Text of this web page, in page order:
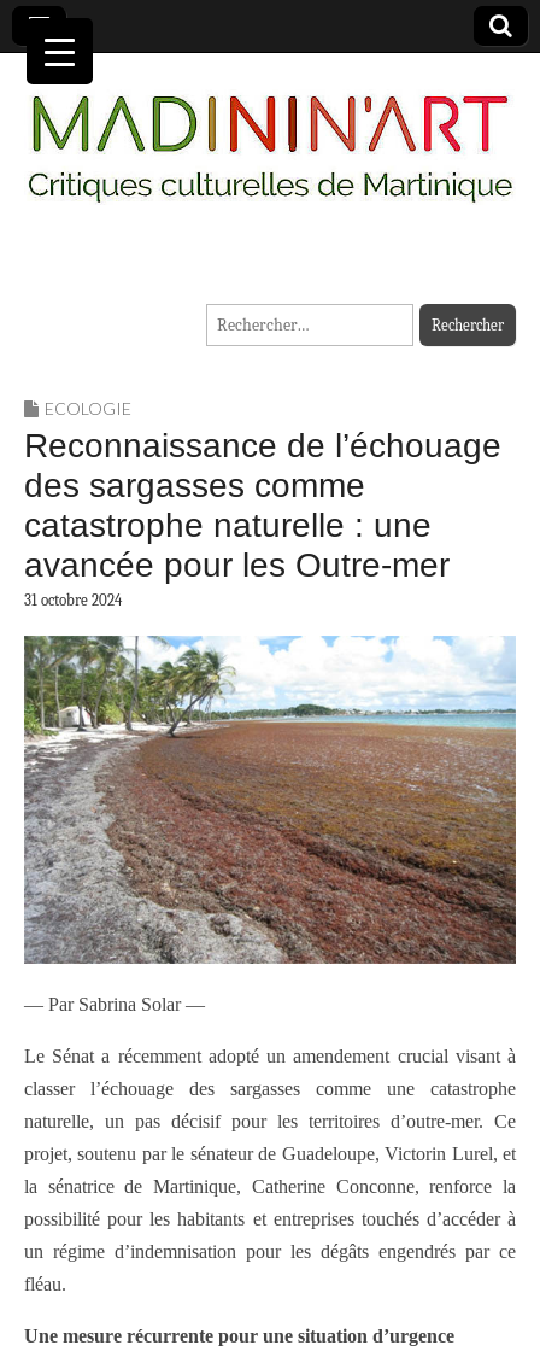
MADININ'ART
Rechercher :
ECOLOGIE
Reconnaissance de l’échouage
des sargasses comme
catastrophe naturelle : une
avancée pour les Outre-mer
31 octobre 2024
— Par Sabrina Solar —
Le Sénat a récemment adopté un amendement crucial visant à
classer l’échouage des sargasses comme une catastrophe
naturelle, un pas décisif pour les territoires d’outre-mer. Ce
projet, soutenu par le sénateur de Guadeloupe, Victorin Lurel, et
la sénatrice de Martinique, Catherine Conconne, renforce la
possibilité pour les habitants et entreprises touchés d’accéder à
un régime d’indemnisation pour les dégâts engendrés par ce
fléau.
Une mesure récurrente pour une situation d’urgence